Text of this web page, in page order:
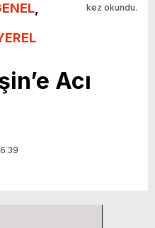
kez okundu.
Acı